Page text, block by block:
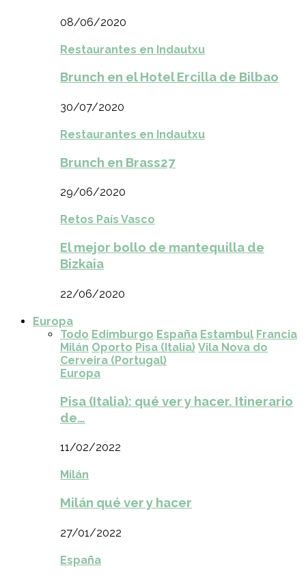
08/06/2020
Restaurantes en Indautxu
Brunch en el Hotel Ercilla de Bilbao
30/07/2020
Restaurantes en Indautxu
Brunch en Brass27
29/06/2020
Retos País Vasco
El mejor bollo de mantequilla de
Bizkaia
22/06/2020
Europa
Todo Edimburgo España Estambul Francia
Milán Oporto Pisa (Italia) Vila Nova do
Cerveira (Portugal)
Europa
Pisa (Italia): qué ver y hacer. Itinerario
de…
11/02/2022
Milán
Milán qué ver y hacer
27/01/2022
España